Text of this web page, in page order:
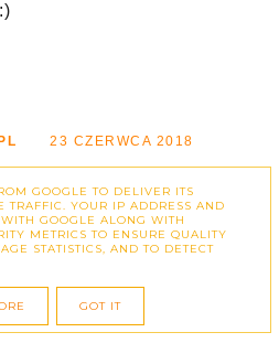
23 CZERWCA 2018
czekam na recenzje
GOOGLE TO DELIVER ITS
TRAFFIC. YOUR IP ADDRESS AND
GOOGLE ALONG WITH
METRICS TO ENSURE QUALITY
STATISTICS, AND TO DETECT
GOT IT